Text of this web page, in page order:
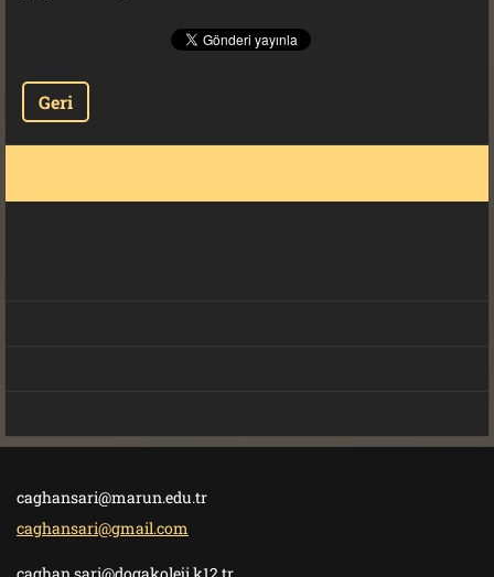
Geri
caghansari@marun.edu.tr
caghansari@gmail.com